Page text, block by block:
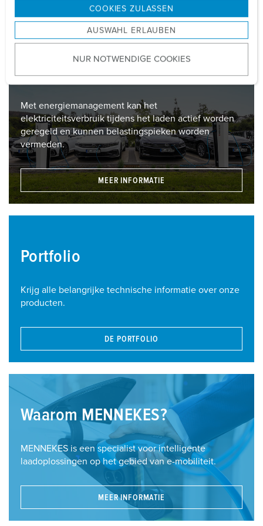
s
u
w
l
COOKIES ZULASSEN
AUSWAHL ERLAUBEN
NUR NOTWENDIGE COOKIES
Energiemanagement
Met energiemanagement kan het
elektriciteitsverbruik tijdens het laden actief worden
geregeld en kunnen belastingspieken worden
vermeden.
MEER INFORMATIE
Portfolio
Krijg alle belangrijke technische informatie over onze
producten.
DE PORTFOLIO
Waarom MENNEKES?
MENNEKES is een specialist voor intelligente
laadoplossingen op het gebied van e-mobiliteit.
MEER INFORMATIE